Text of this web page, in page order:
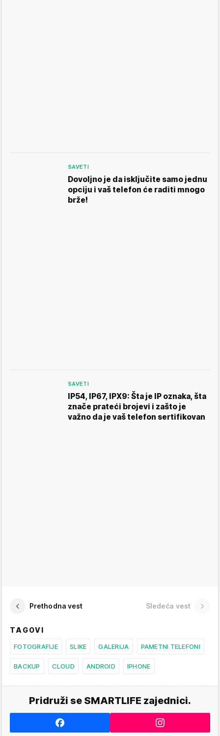
SAVETI
Dovoljno je da isključite samo jednu
opciju i vaš telefon će raditi mnogo
brže!
SAVETI
IP54, IP67, IPX9: Šta je IP oznaka, šta
znače prateći brojevi i zašto je
važno da je vaš telefon sertifikovan
Prethodna vest Sledeća vest
TAGOVI
FOTOGRAFIJE SLIKE GALERIJA PAMETNI TELEFONI
BACKUP CLOUD ANDROID IPHONE
Pridruži se SMARTLIFE zajednici.